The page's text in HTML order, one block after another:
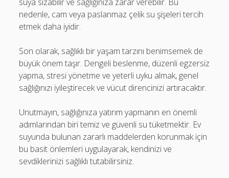
nedenle, cam veya paslanmaz çelik su şişeleri tercih
etmek daha iyidir.
Son olarak, sağlıklı bir yaşam tarzını benimsemek de
büyük önem taşır. Dengeli beslenme, düzenli egzersiz
yapma, stresi yönetme ve yeterli uyku almak, genel
sağlığınızı iyileştirecek ve vücut direncinizi artıracaktır.
Unutmayın, sağlığınıza yatırım yapmanın en önemli
adımlarından biri temiz ve güvenli su tüketmektir. Ev
suyunda bulunan zararlı maddelerden korunmak için
bu basit önlemleri uygulayarak, kendinizi ve
sevdiklerinizi sağlıklı tutabilirsiniz.